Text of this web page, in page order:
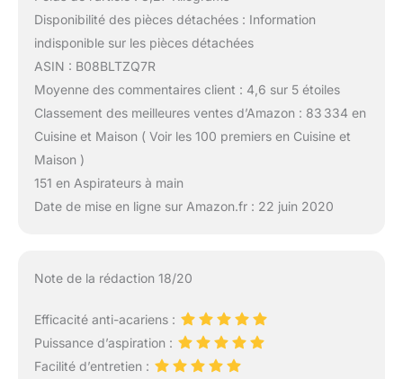
Disponibilité des pièces détachées : Information
indisponible sur les pièces détachées
ASIN : B08BLTZQ7R
Moyenne des commentaires client : 4,6 sur 5 étoiles
Classement des meilleures ventes d’Amazon : 83 334 en
Cuisine et Maison ( Voir les 100 premiers en Cuisine et
Maison )
151 en Aspirateurs à main
Date de mise en ligne sur Amazon.fr : 22 juin 2020
Note de la rédaction 18/20
Efficacité anti-acariens :
Puissance d’aspiration :
Facilité d’entretien :